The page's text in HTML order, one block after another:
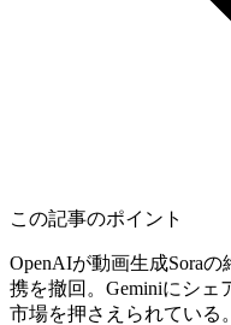
この記事のポイント
OpenAIが動画生成Sora
携を撤回。Geminiにシェ
市場を押さえられている